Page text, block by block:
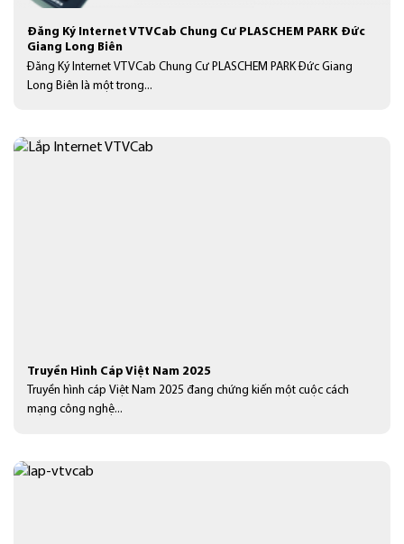
Đăng Ký Internet VTVCab Chung Cư PLASCHEM PARK Đức
Giang Long Biên
Đăng Ký Internet VTVCab Chung Cư PLASCHEM PARK Đức Giang
Long Biên là một trong...
Truyền Hình Cáp Việt Nam 2025
Truyền hình cáp Việt Nam 2025 đang chứng kiến một cuộc cách
mạng công nghệ...